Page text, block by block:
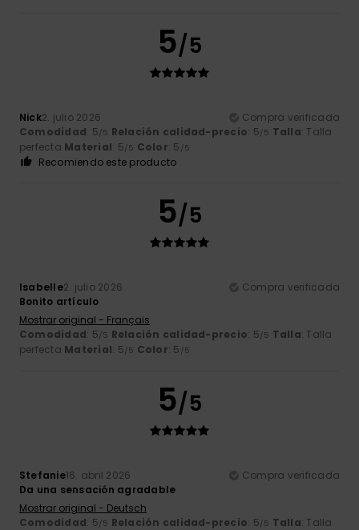
5/5
Nick2. julio 2026
Compra verificada
Comodidad: 5/5 Relación calidad-precio: 5/5 Talla: Talla
perfecta Material: 5/5 Color: 5 /5
Recomiendo este producto
5/5
Isabelle2. julio 2026
Compra verificada
Bonito artículo
Mostrar original - Français
Comodidad: 5/5 Relación calidad-precio: 5/5 Talla: Talla
perfecta Material: 5/5 Color: 5 /5
5/5
Stefanie16. abril 2026
Compra verificada
Da una sensación agradable
Mostrar original - Deutsch
Comodidad: 5/5 Relación calidad-precio: 5/5 Talla: Talla